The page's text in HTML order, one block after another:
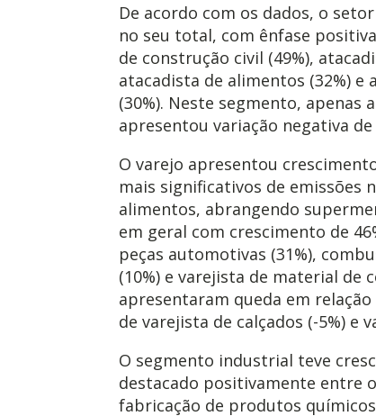
De acordo com os dados, o
no seu total, com ênfase
de construção civil (49%),
atacadista de alimentos (32%)
(30%). Neste segmento, apenas
apresentou variação negativa
O varejo apresentou
mais significativos de emissões
alimentos, abrangendo
em geral com crescimento de
peças automotivas (31%),
(10%) e varejista de material de
apresentaram queda em
de varejista de calçados (-5%) e
O segmento industrial teve
destacado positivamente entre
fabricação de produtos químicos